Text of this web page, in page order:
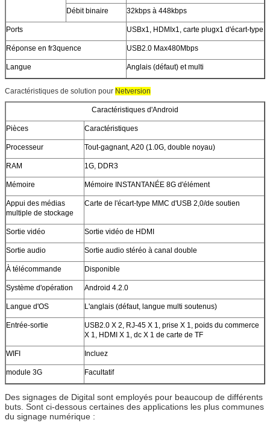
Débit binaire 32kbps à 448kbps
Ports USBx1, HDMIx1, carte plugx1 d'écart-type
Réponse en fr3quence USB2.0 Max480Mbps
Langue Anglais (défaut) et multi
Caractéristiques de solution pour Netversion
Caractéristiques d'Android
Pièces Caractéristiques
Processeur Tout-gagnant, A20 (1.0G, double noyau)
RAM 1G, DDR3
Mémoire Mémoire INSTANTANÉE 8G d'élément
Appui des médias
multiple de stockage
Carte de l'écart-type MMC d'USB 2,0/de soutien
Sortie vidéo Sortie vidéo de HDMI
Sortie audio Sortie audio stéréo à canal double
À télécommande Disponible
Système d'opération Android 4.2.0
Langue d'OS L'anglais (défaut, langue multi soutenus)
Entrée-sortie
USB2.0 X 2, RJ-45 X 1, prise X 1, poids du commerce
X 1, HDMI X 1, dc X 1 de carte de TF
WIFI Incluez
module 3G Facultatif
Des signages de Digital sont employés pour beaucoup de différents
buts. Sont ci-dessous certaines des applications les plus communes
du signage numérique :